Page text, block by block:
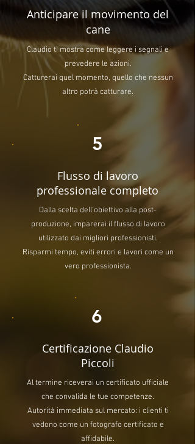
Anticipare il movimento del
cane
Claudio ti mostra come leggere i segnali e
prevedere le azioni.
Catturerai quel momento, quello che nessun
altro potrà catturare.
5
Flusso di lavoro
professionale completo
Dalla scelta dell'obiettivo alla post-
produzione, imparerai il flusso di lavoro
utilizzato dai migliori professionisti.
Risparmi tempo, eviti errori e lavori come un
vero professionista.
6
Certificazione Claudio
Piccoli
Al termine riceverai un certificato ufficiale
che convalida le tue competenze.
Autorità immediata sul mercato: i clienti ti
vedono come un fotografo certificato e
affidabile.